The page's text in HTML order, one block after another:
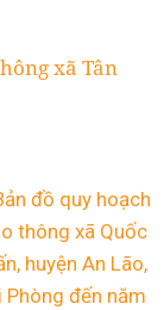
xã Tân